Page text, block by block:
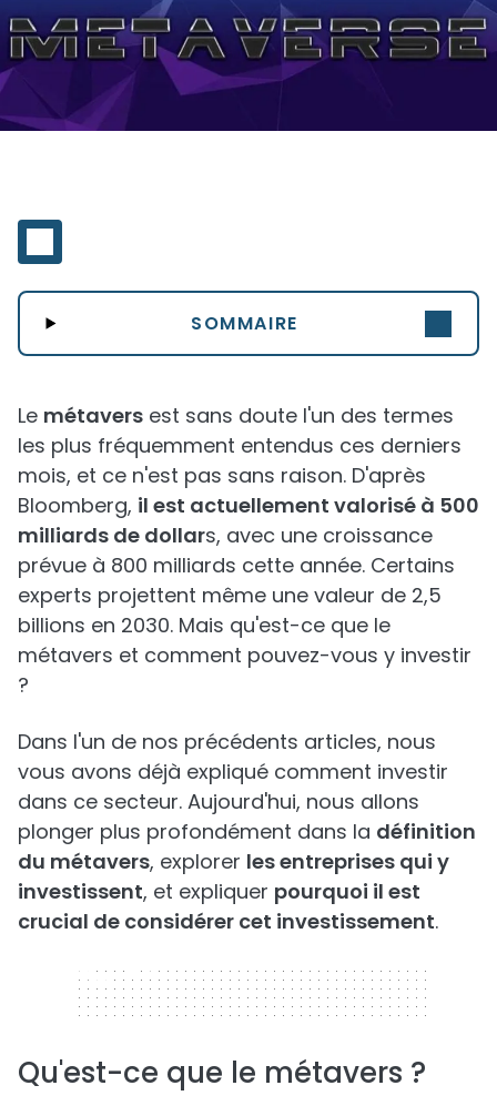
SOMMAIRE
Le métavers est sans doute l'un des termes
les plus fréquemment entendus ces derniers
mois, et ce n'est pas sans raison. D'après
Bloomberg, il est actuellement valorisé à 500
milliards de dollars, avec une croissance
prévue à 800 milliards cette année. Certains
experts projettent même une valeur de 2,5
billions en 2030. Mais qu'est-ce que le
métavers et comment pouvez-vous y investir
?
Dans l'un de nos précédents articles, nous
vous avons déjà expliqué comment investir
dans ce secteur. Aujourd'hui, nous allons
plonger plus profondément dans la définition
du métavers, explorer les entreprises qui y
investissent, et expliquer pourquoi il est
crucial de considérer cet investissement.
320 x 50
Qu'est-ce que le métavers ?